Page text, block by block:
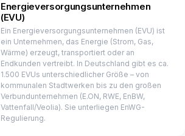
Energieversorgungsunternehmen
(EVU)
Ein Energieversorgungsunternehmen (EVU) ist
ein Unternehmen, das Energie (Strom, Gas,
Wärme) erzeugt, transportiert oder an
Endkunden vertreibt. In Deutschland gibt es ca.
1.500 EVUs unterschiedlicher Größe – von
kommunalen Stadtwerken bis zu den großen
Verbundunternehmen (E.ON, RWE, EnBW,
Vattenfall/Veolia). Sie unterliegen EnWG-
Regulierung.